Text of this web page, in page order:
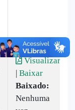
Visualizar
| Baixar
Baixado:
Nenhuma